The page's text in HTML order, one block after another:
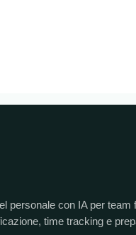
personale con IA per team
time tracking e